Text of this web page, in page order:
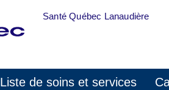
Santé Québec Lanaudière
Liste de soins et services